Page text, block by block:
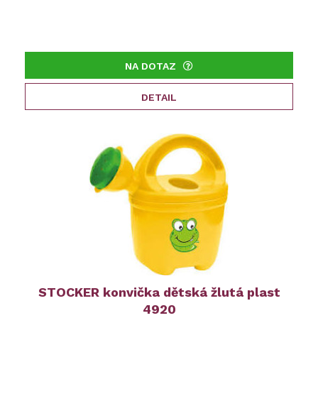
NA DOTAZ
DETAIL
STOCKER konvička dětská žlutá plast
4920